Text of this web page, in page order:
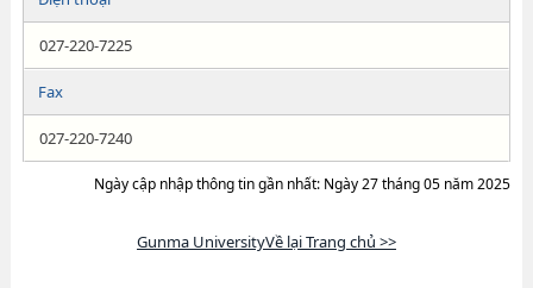
027-220-7225
Fax
027-220-7240
Ngày cập nhập thông tin gần nhất: Ngày 27 tháng 05 năm 2025
Gunma UniversityVề lại Trang chủ >>